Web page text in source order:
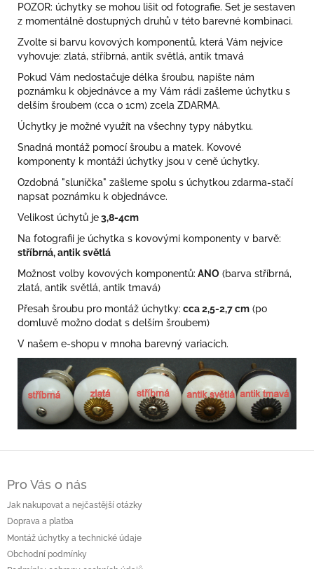
POZOR: úchytky se mohou lišit od fotografie. Set je sestaven
z momentálně dostupných druhů v této barevné kombinaci.
Zvolte si barvu kovových komponentů, která Vám nejvíce
vyhovuje: zlatá, stříbrná, antik světlá, antik tmavá
Pokud Vám nedostačuje délka šroubu, napište nám
poznámku k objednávce a my Vám rádi zašleme úchytku s
delším šroubem (cca o 1cm) zcela ZDARMA.
Úchytky je možné využít na všechny typy nábytku.
Snadná montáž pomocí šroubu a matek. Kovové
komponenty k montáži úchytky jsou v ceně úchytky.
Ozdobná "sluníčka" zašleme spolu s úchytkou zdarma-stačí
napsat poznámku k objednávce.
Velikost úchytů je3,8-4cm
Na fotografii je úchytka s kovovými komponenty v barvě:
stříbrná, antik světlá
Možnost volby kovových komponentů: ANO (barva stříbrná,
zlatá, antik světlá, antik tmavá)
Přesah šroubu pro montáž úchytky: cca 2,5-2,7 cm (po
domluvě možno dodat s delším šroubem)
V našem e-shopu v mnoha barevný variacích.
Pro Vás o nás
Jak nakupovat a nejčastější otázky
Doprava a platba
Montáž úchytky a technické údaje
Obchodní podmínky